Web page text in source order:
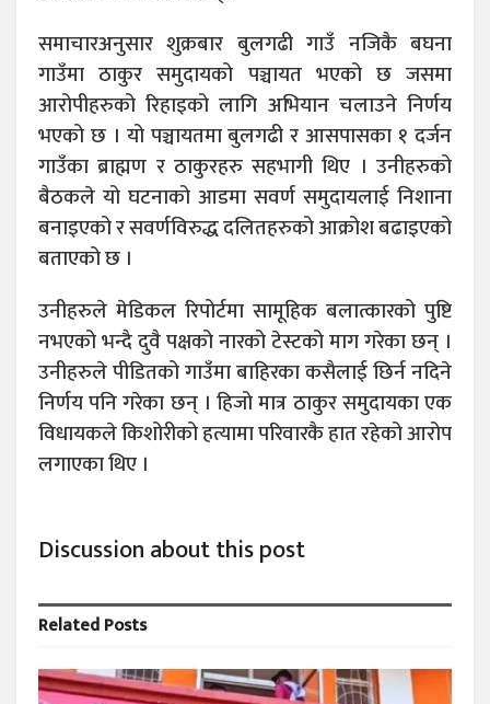
समाचारअनुसार शुक्रबार बुलगढी गाउँ नजिकै बघना
गाउँमा ठाकुर समुदायको पञ्चायत भएको छ जसमा
आरोपीहरुको रिहाइको लागि अभियान चलाउने निर्णय
भएको छ । यो पञ्चायतमा बुलगढी र आसपासका १ दर्जन
गाउँका ब्राह्मण र ठाकुरहरु सहभागी थिए । उनीहरुको
बैठकले यो घटनाको आडमा सवर्ण समुदायलाई निशाना
बनाइएको र सवर्णविरुद्ध दलितहरुको आक्रोश बढाइएको
बताएको छ ।
उनीहरुले मेडिकल रिपोर्टमा सामूहिक बलात्कारको पुष्टि
नभएको भन्दै दुवै पक्षको नारको टेस्टको माग गरेका छन् ।
उनीहरुले पीडितको गाउँमा बाहिरका कसैलाई छिर्न नदिने
निर्णय पनि गरेका छन् । हिजो मात्र ठाकुर समुदायका एक
विधायकले किशोरीको हत्यामा परिवारकै हात रहेको आरोप
लगाएका थिए ।
Discussion about this post
RelatedPosts